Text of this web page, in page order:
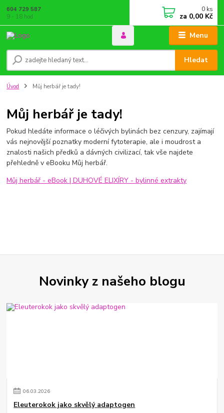
Menu
Hledat
604 729 587
9 - 18 hod
0 ks
za 0,00 Kč
Úvod Můj herbář je tady!
Můj herbář je tady!
Pokud hledáte informace o léčivých bylinách bez cenzury, zajímají
vás nejnovější poznatky moderní fytoterapie, ale i moudrost a
znalosti našich předků a dávných civilizací, tak vše najdete
přehledně v eBooku Můj herbář.
Můj herbář - eBook | DUHOVÉ ELIXÍRY - bylinné extrakty
Novinky z našeho blogu
06.03.2026
Eleuterokok jako skvělý adaptogen